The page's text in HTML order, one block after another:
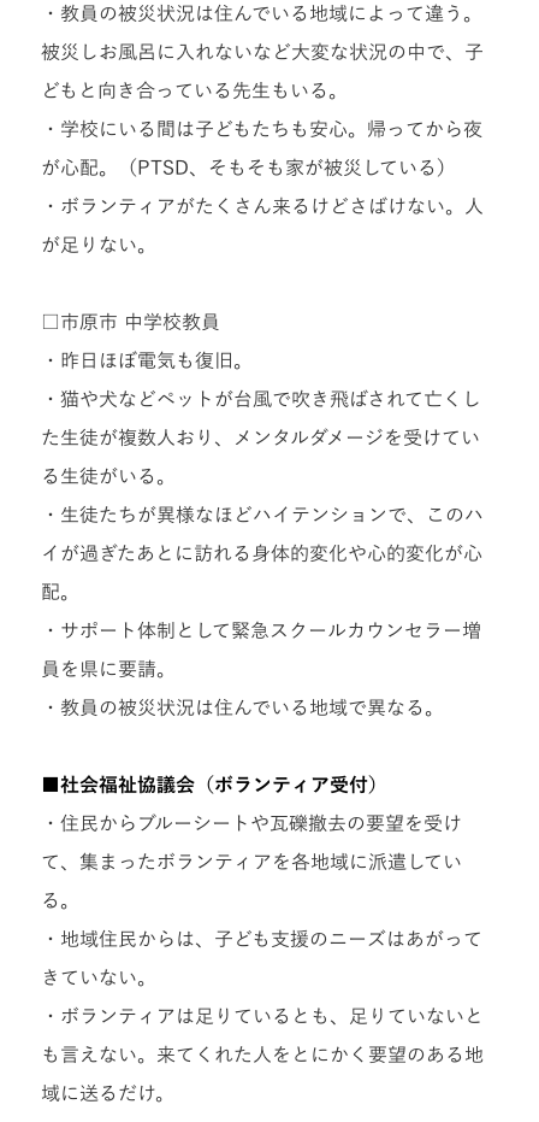
・教員の被災状況は住んでいる地域によって違う。
被災しお風呂に入れないなど大変な状況の中で、子
どもと向き合っている先生もいる。
・学校にいる間は子どもたちも安心。帰ってから夜
が心配。（PTSD、そもそも家が被災している）
・ボランティアがたくさん来るけどさばけない。人
が足りない。
□市原市 中学校教員
・昨日ほぼ電気も復旧。
・猫や犬などペットが台風で吹き飛ばされて亡くし
た生徒が複数人おり、メンタルダメージを受けてい
る生徒がいる。
・生徒たちが異様なほどハイテンションで、このハ
イが過ぎたあとに訪れる身体的変化や心的変化が心
配。
・サポート体制として緊急スクールカウンセラー増
員を県に要請。
・教員の被災状況は住んでいる地域で異なる。
■社会福祉協議会（ボランティア受付）
・住民からブルーシートや瓦礫撤去の要望を受け
て、集まったボランティアを各地域に派遣してい
る。
・地域住民からは、子ども支援のニーズはあがって
きていない。
・ボランティアは足りているとも、足りていないと
も言えない。来てくれた人をとにかく要望のある地
域に送るだけ。